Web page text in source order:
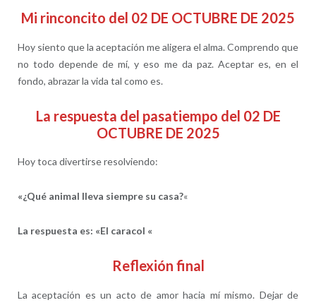
Mi rinconcito del 02 DE OCTUBRE DE 2025
Hoy siento que la aceptación me aligera el alma. Comprendo que
no todo depende de mí, y eso me da paz. Aceptar es, en el
fondo, abrazar la vida tal como es.
La respuesta del pasatiempo del 02 DE
OCTUBRE DE 2025
Hoy toca divertirse resolviendo:
«¿Qué animal lleva siempre su casa?«
La respuesta es: «El caracol «
Reflexión final
La aceptación es un acto de amor hacia mí mismo. Dejar de